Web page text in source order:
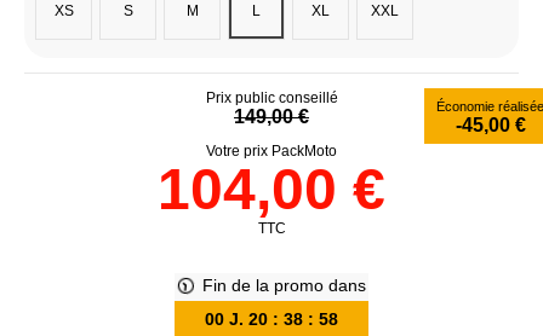
XS S M L XL XXL
Prix public conseillé
149,00 € Économie réalisée
-45,00 €
Votre prix PackMoto
104,00 €
TTC
Fin de la promo dans
00 J. 20 : 38 : 57